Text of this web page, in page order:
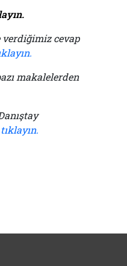
cevap
makalelerden